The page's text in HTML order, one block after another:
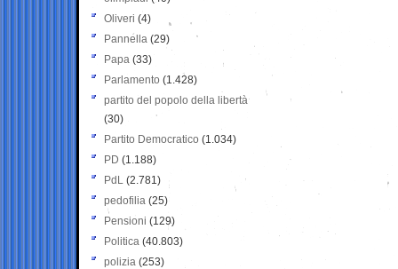
Oliveri (4)
Pannella (29)
Papa (33)
Parlamento (1.428)
partito del popolo della libertà
(30)
Partito Democratico (1.034)
PD (1.188)
PdL (2.781)
pedofilia (25)
Pensioni (129)
Politica (40.803)
polizia (253)